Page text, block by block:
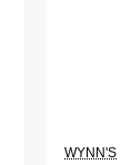
WYNN'S